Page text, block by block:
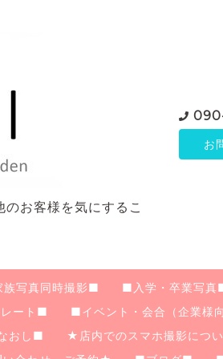
お客様を気にするこ
お
写真同時撮影■ ■入学・卒業写真
レート■
■イベント・会合（企業
おし■
★店内でのスマホ撮影につ